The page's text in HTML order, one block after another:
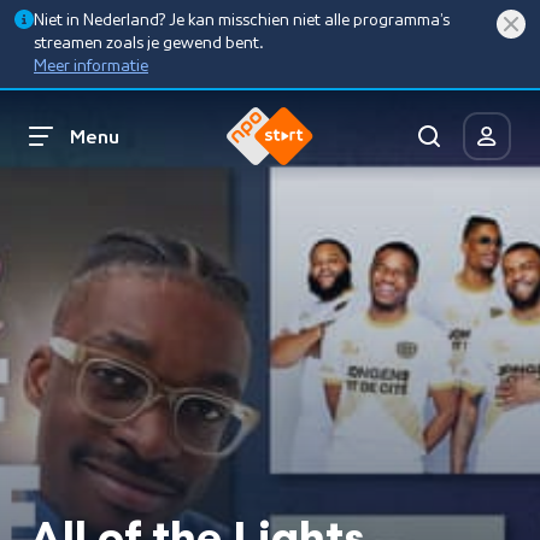
Niet in Nederland? Je kan misschien niet alle programma’s
streamen zoals je gewend bent.
Meer informatie
Menu